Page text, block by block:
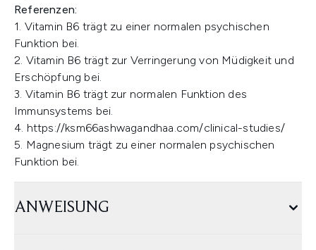
Referenzen:
1. Vitamin B6 trägt zu einer normalen psychischen
Funktion bei.
2. Vitamin B6 trägt zur Verringerung von Müdigkeit und
Erschöpfung bei.
3. Vitamin B6 trägt zur normalen Funktion des
Immunsystems bei.
4. https://ksm66ashwagandhaa.com/clinical-studies/
5. Magnesium trägt zu einer normalen psychischen
Funktion bei.
ANWEISUNG